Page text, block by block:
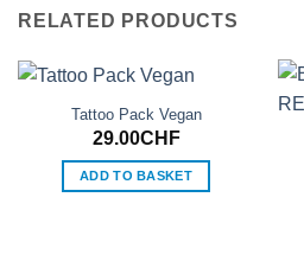
RELATED PRODUCTS
Tattoo Pack Vegan
29.00CHF
ADD TO BASKET